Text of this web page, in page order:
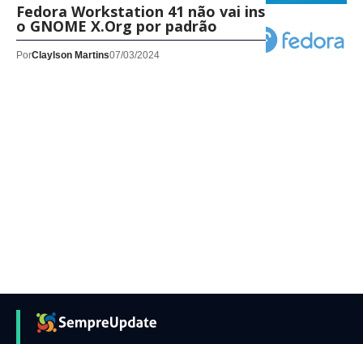
Fedora Workstation 41 não vai instalar mais
o GNOME X.Org por padrão
PorClaylson Martins07/03/2024